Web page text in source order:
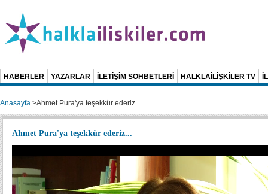
HABERLER YAZARLAR İLETİŞİM SOHBETLERİ HALKLAİLİŞKİLER TV
Anasayfa >Ahmet Pura'ya teşekkür ederiz...
Ahmet Pura'ya teşekkür ederiz...